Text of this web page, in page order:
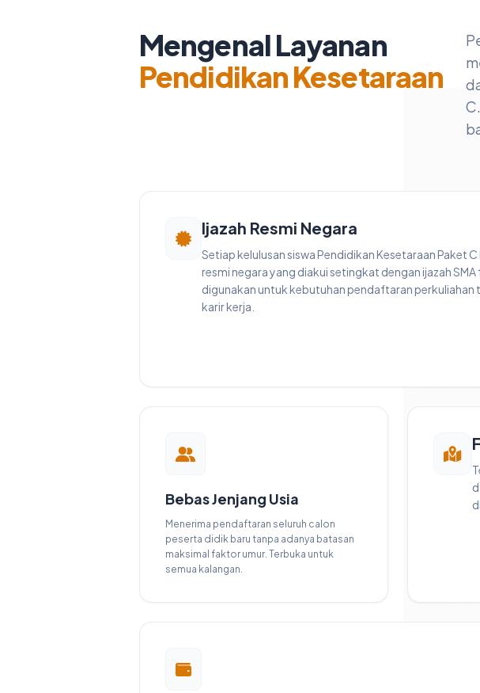
Mengenal Layanan
Pendidikan Kesetaraan
Ijazah Resmi Negara
Setiap kelulusan siswa Pendidikan Kesetaraan Paket
resmi negara yang diakui setingkat dengan ijazah
digunakan untuk kebutuhan pendaftaran perkuliahan
karir kerja.
Bebas Jenjang Usia
Menerima pendaftaran seluruh calon
peserta didik baru tanpa adanya batasan
maksimal faktor umur. Terbuka untuk
semua kalangan.